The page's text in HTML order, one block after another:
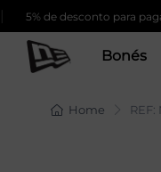
de desconto para
Bonés
Home REF: